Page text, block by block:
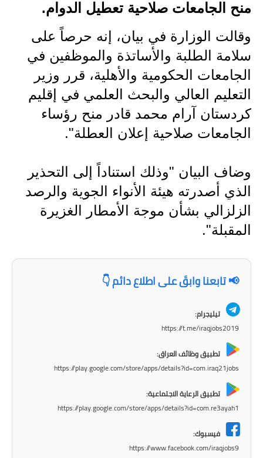
الاخبار الرياضية
المدارس
اخبار وقرارات وزارة التربية
نتائج الامتحانات
المرحلة المتوسطة
المرحلة الاعدادية
المرحلة المتوسطة
المرحلة الابتدائية
منح الجامعات صلاحية تعطيل الدوام.
وقالت الوزارة في بيان، إنه حرصاً على
سلامة الطلبة والأساتذة والموظفين في
الجامعات الحكومية والأهلية، قرر وزير
التعليم العالي والبحث العلمي في إقليم
كردستان آرام محمد قادر منح رؤساء
الجامعات صلاحية إعلان العطلة".
وضاف البيان "وذلك استناداً إلى التحذير
الذي أصدرته هيئة الأنواء الجوية والرصد
الزلزالي بشأن موجة الأمطار الغزيرة
المقبلة".
📢 تابعنا وابقَ على اطلاع دائم 👇
تيليجرام:
https://t.me/iraqjobs2019
تطبيق وظائف العراق:
https://play.google.com/store/apps/details?id=com.iraq21jobs
تطبيق الرعاية الاجتماعية:
https://play.google.com/store/apps/details?id=com.re3ayah1
فيسبوك:
https://www.facebook.com/iraqjobs9